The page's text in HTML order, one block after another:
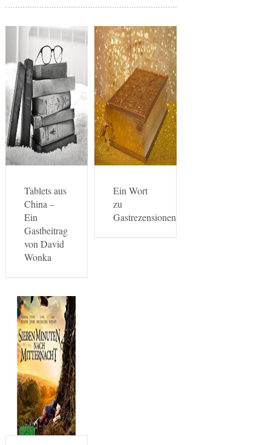
Tablets aus
China –
Ein
Gastbeitrag
von David
Wonka
Ein Wort
zu
Gastrezensionen…